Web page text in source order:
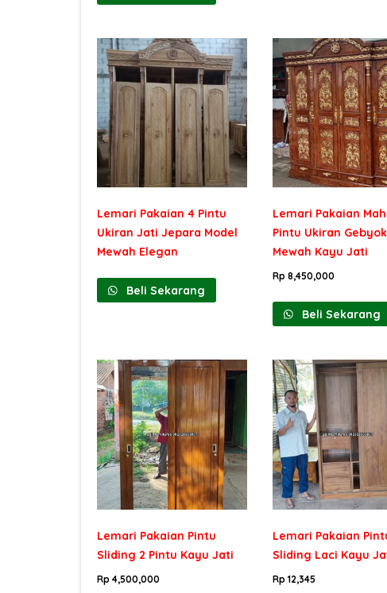
Lemari Pakaian 4 Pintu
Ukiran Jati Jepara Model
Mewah Elegan
Beli Sekarang
Lemari Pakaian
Pintu Ukiran Gebyok
Mewah Kayu Jati
Rp 8,450,000
Beli Sekarang
Lemari Pakaian Pintu
Sliding 2 Pintu Kayu Jati
Rp 4,500,000
Lemari Pakaian
Sliding Laci Kayu
Rp 12,345